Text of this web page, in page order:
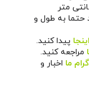
به طول و
اینجا پیدا کنید.
مراجعه کنید.
ما اخبار و